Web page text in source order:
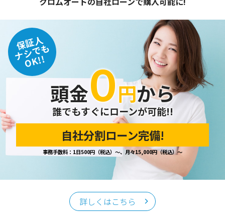
保証人
ナシでも
OK!!
頭金０円から
誰でもすぐにローンが可能!!
自社分割ローン完備!
事務手数料：1日500円（税込）～、月々15,000円（税込）～
詳しくはこちら